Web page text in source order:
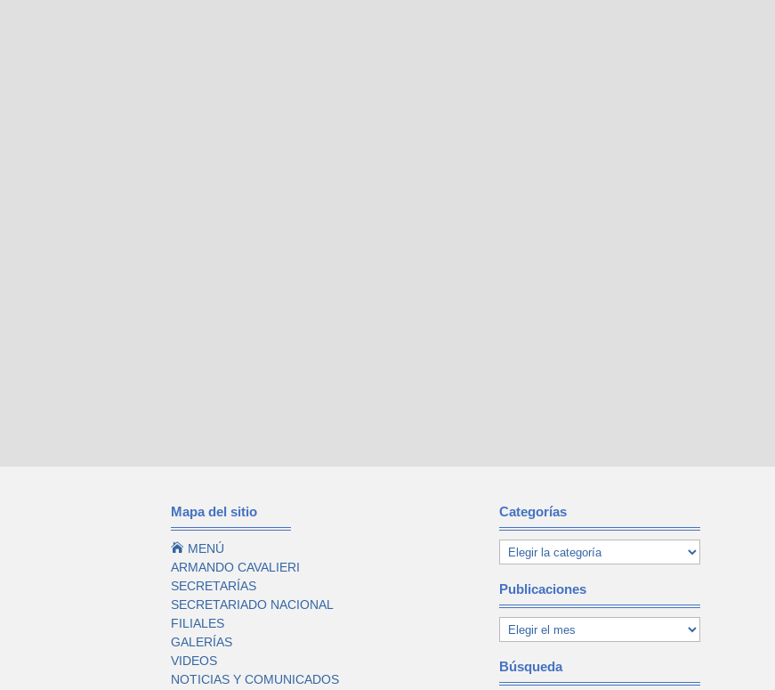
Mapa del sitio
 MENÚ
ARMANDO CAVALIERI
SECRETARÍAS
SECRETARIADO NACIONAL
FILIALES
GALERÍAS
VIDEOS
NOTICIAS Y COMUNICADOS
Categorías
Publicaciones
Búsqueda